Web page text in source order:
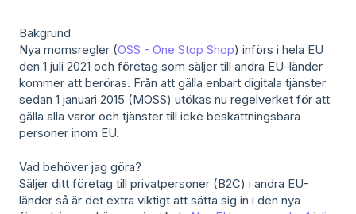
Bakgrund
Nya momsregler (OSS - One Stop Shop) införs i hela EU
den 1 juli 2021 och företag som säljer till andra EU-länder
kommer att beröras. Från att gälla enbart digitala tjänster
sedan 1 januari 2015 (MOSS) utökas nu regelverket för att
gälla alla varor och tjänster till icke beskattningsbara
personer inom EU.
Vad behöver jag göra?
Säljer ditt företag till privatpersoner (B2C) i andra EU-
länder så är det extra viktigt att sätta sig in i den nya